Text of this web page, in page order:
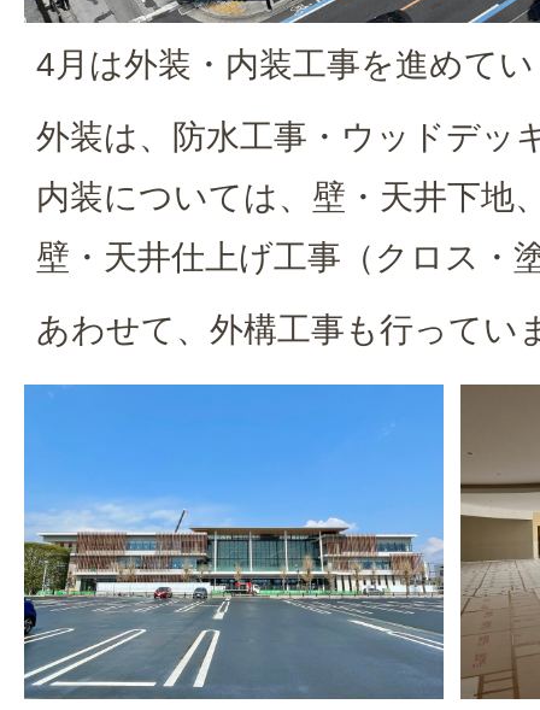
4月は外装・内装工事を進めて
外装は、防水工事・ウッドデッ
内装については、壁・天井下地
壁・天井仕上げ工事（クロス・
あわせて、外構工事も行ってい